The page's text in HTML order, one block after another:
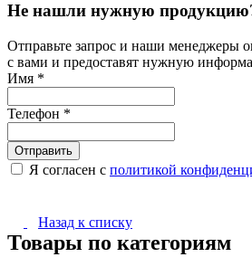
Не нашли нужную
Отправьте запрос и наши менеджеры
с вами и предоставят нужную
Имя *
Телефон *
Я согласен с политикой
Назад к списку
Товары по категориям